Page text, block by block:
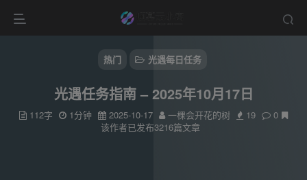
热门 光遇每日任务
光遇任务指南 – 2025年10月17日
112字 1分钟 2025-10-17 一棵会开花的树 19
0
该作者已发布3216篇文章